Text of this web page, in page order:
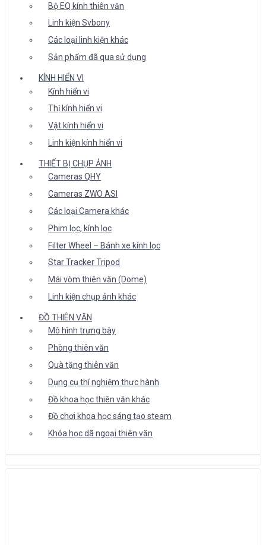
Bộ EQ kính thiên văn
Linh kiện Svbony
Các loại linh kiện khác
Sản phẩm đã qua sử dụng
KÍNH HIỂN VI
Kính hiển vi
Thị kính hiển vi
Vật kính hiển vi
Linh kiện kính hiển vi
THIẾT BỊ CHỤP ẢNH
Cameras QHY
Cameras ZWO ASI
Các loại Camera khác
Phim lọc, kính lọc
Filter Wheel – Bánh xe kính lọc
Star Tracker Tripod
Mái vòm thiên văn (Dome)
Linh kiện chụp ảnh khác
ĐỒ THIÊN VĂN
Mô hình trưng bày
Phòng thiên văn
Quà tặng thiên văn
Dụng cụ thí nghiệm thực hành
Đồ khoa học thiên văn khác
Đồ chơi khoa học sáng tạo steam
Khóa học dã ngoại thiên văn